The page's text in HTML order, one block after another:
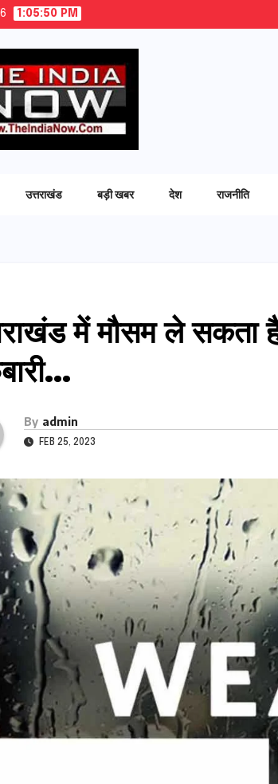
1:05:51 PM
उत्तराखंड बड़ी खबर देश राजनीति
में मौसम ले सकता
By admin
FEB 25, 2023